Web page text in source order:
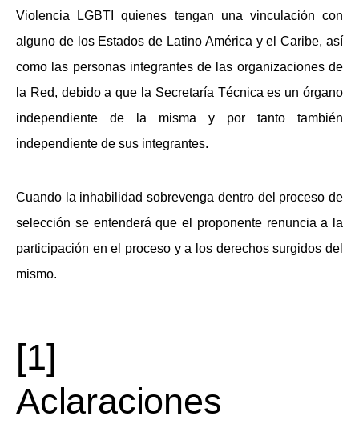
Violencia LGBTI quienes tengan una vinculación con
alguno de los Estados de Latino América y el Caribe, así
como las personas integrantes de las organizaciones de
la Red, debido a que la Secretaría Técnica es un órgano
independiente de la misma y por tanto también
independiente de sus integrantes.
Cuando la inhabilidad sobrevenga dentro del proceso de
selección se entenderá que el proponente renuncia a la
participación en el proceso y a los derechos surgidos del
mismo.
[1]
Aclaraciones